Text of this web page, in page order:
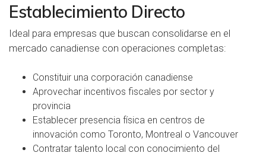
Establecimiento Directo
Ideal para empresas que buscan consolidarse en el
mercado canadiense con operaciones completas:
Constituir una corporación canadiense
Aprovechar incentivos fiscales por sector y
provincia
Establecer presencia física en centros de
innovación como Toronto, Montreal o Vancouver
Contratar talento local con conocimiento del